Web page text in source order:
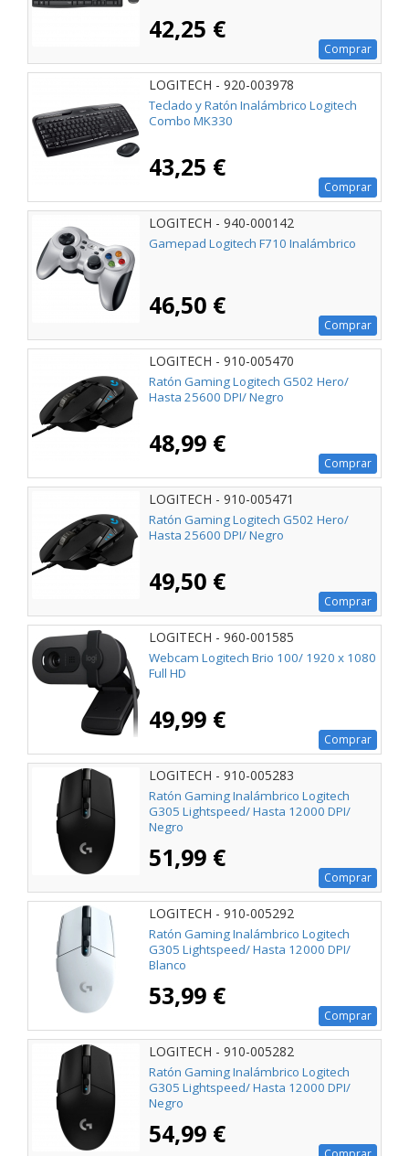
42,25 €
Comprar
LOGITECH - 920-003978
Teclado y Ratón Inalámbrico Logitech
Combo MK330
43,25 €
Comprar
LOGITECH - 940-000142
Gamepad Logitech F710 Inalámbrico
46,50 €
Comprar
LOGITECH - 910-005470
Ratón Gaming Logitech G502 Hero/
Hasta 25600 DPI/ Negro
48,99 €
Comprar
LOGITECH - 910-005471
Ratón Gaming Logitech G502 Hero/
Hasta 25600 DPI/ Negro
49,50 €
Comprar
LOGITECH - 960-001585
Webcam Logitech Brio 100/ 1920 x 1080
Full HD
49,99 €
Comprar
LOGITECH - 910-005283
Ratón Gaming Inalámbrico Logitech
G305 Lightspeed/ Hasta 12000 DPI/
Negro
51,99 €
Comprar
LOGITECH - 910-005292
Ratón Gaming Inalámbrico Logitech
G305 Lightspeed/ Hasta 12000 DPI/
Blanco
53,99 €
Comprar
LOGITECH - 910-005282
Ratón Gaming Inalámbrico Logitech
G305 Lightspeed/ Hasta 12000 DPI/
Negro
54,99 €